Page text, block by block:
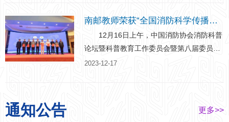
是教育部关工委推出的助力主渠道开展思政
教育的品牌活动，旨在充分发挥老干部、老
战士、老专家、老教师、老模范等“五老”亲
历者、见证者、实践者的优势，向广大青年
广大青年学生在新征程上立志做有理想、敢
山，校党委常、副校长谢平，学校职能部
门、学院相关负责人，辅导员代表、优秀班
主任代表和学生代表等近500人出席大会。
刘青山副校长宣读表彰决定。他指出，
丰硕成果，希望同学们把荣誉作为新的起
南邮教师荣获“全国消防科学传播先进个人”荣誉称号
12月16日上午，中国消防协会消防科普
论坛暨科普教育工作委员会暨第八届委员会
第二次会议于厦门召开。会议对年度全国消
称号，据悉，该奖项由中国消防协会每两年
2023-12-17
通知公告 更多>>